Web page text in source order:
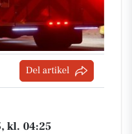
Del artikel
kl. 04:25